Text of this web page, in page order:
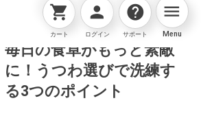
shopping_cart
カート
person
ログイン
help
サポート
menu
Menu
毎日の食卓がもっと素敵に！
毎日の食卓がもっと素敵
に！うつわ選びで洗練す
る3つのポイント